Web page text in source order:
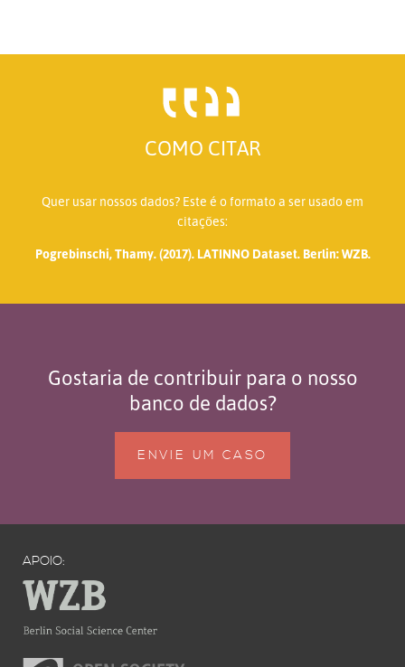
COMO CITAR
Quer usar nossos dados? Este é o formato a ser usado em
citações:
Pogrebinschi, Thamy. (2017). LATINNO Dataset. Berlin: WZB.
Gostaria de contribuir para o nosso
banco de dados?
ENVIE UM CASO
APOIO: